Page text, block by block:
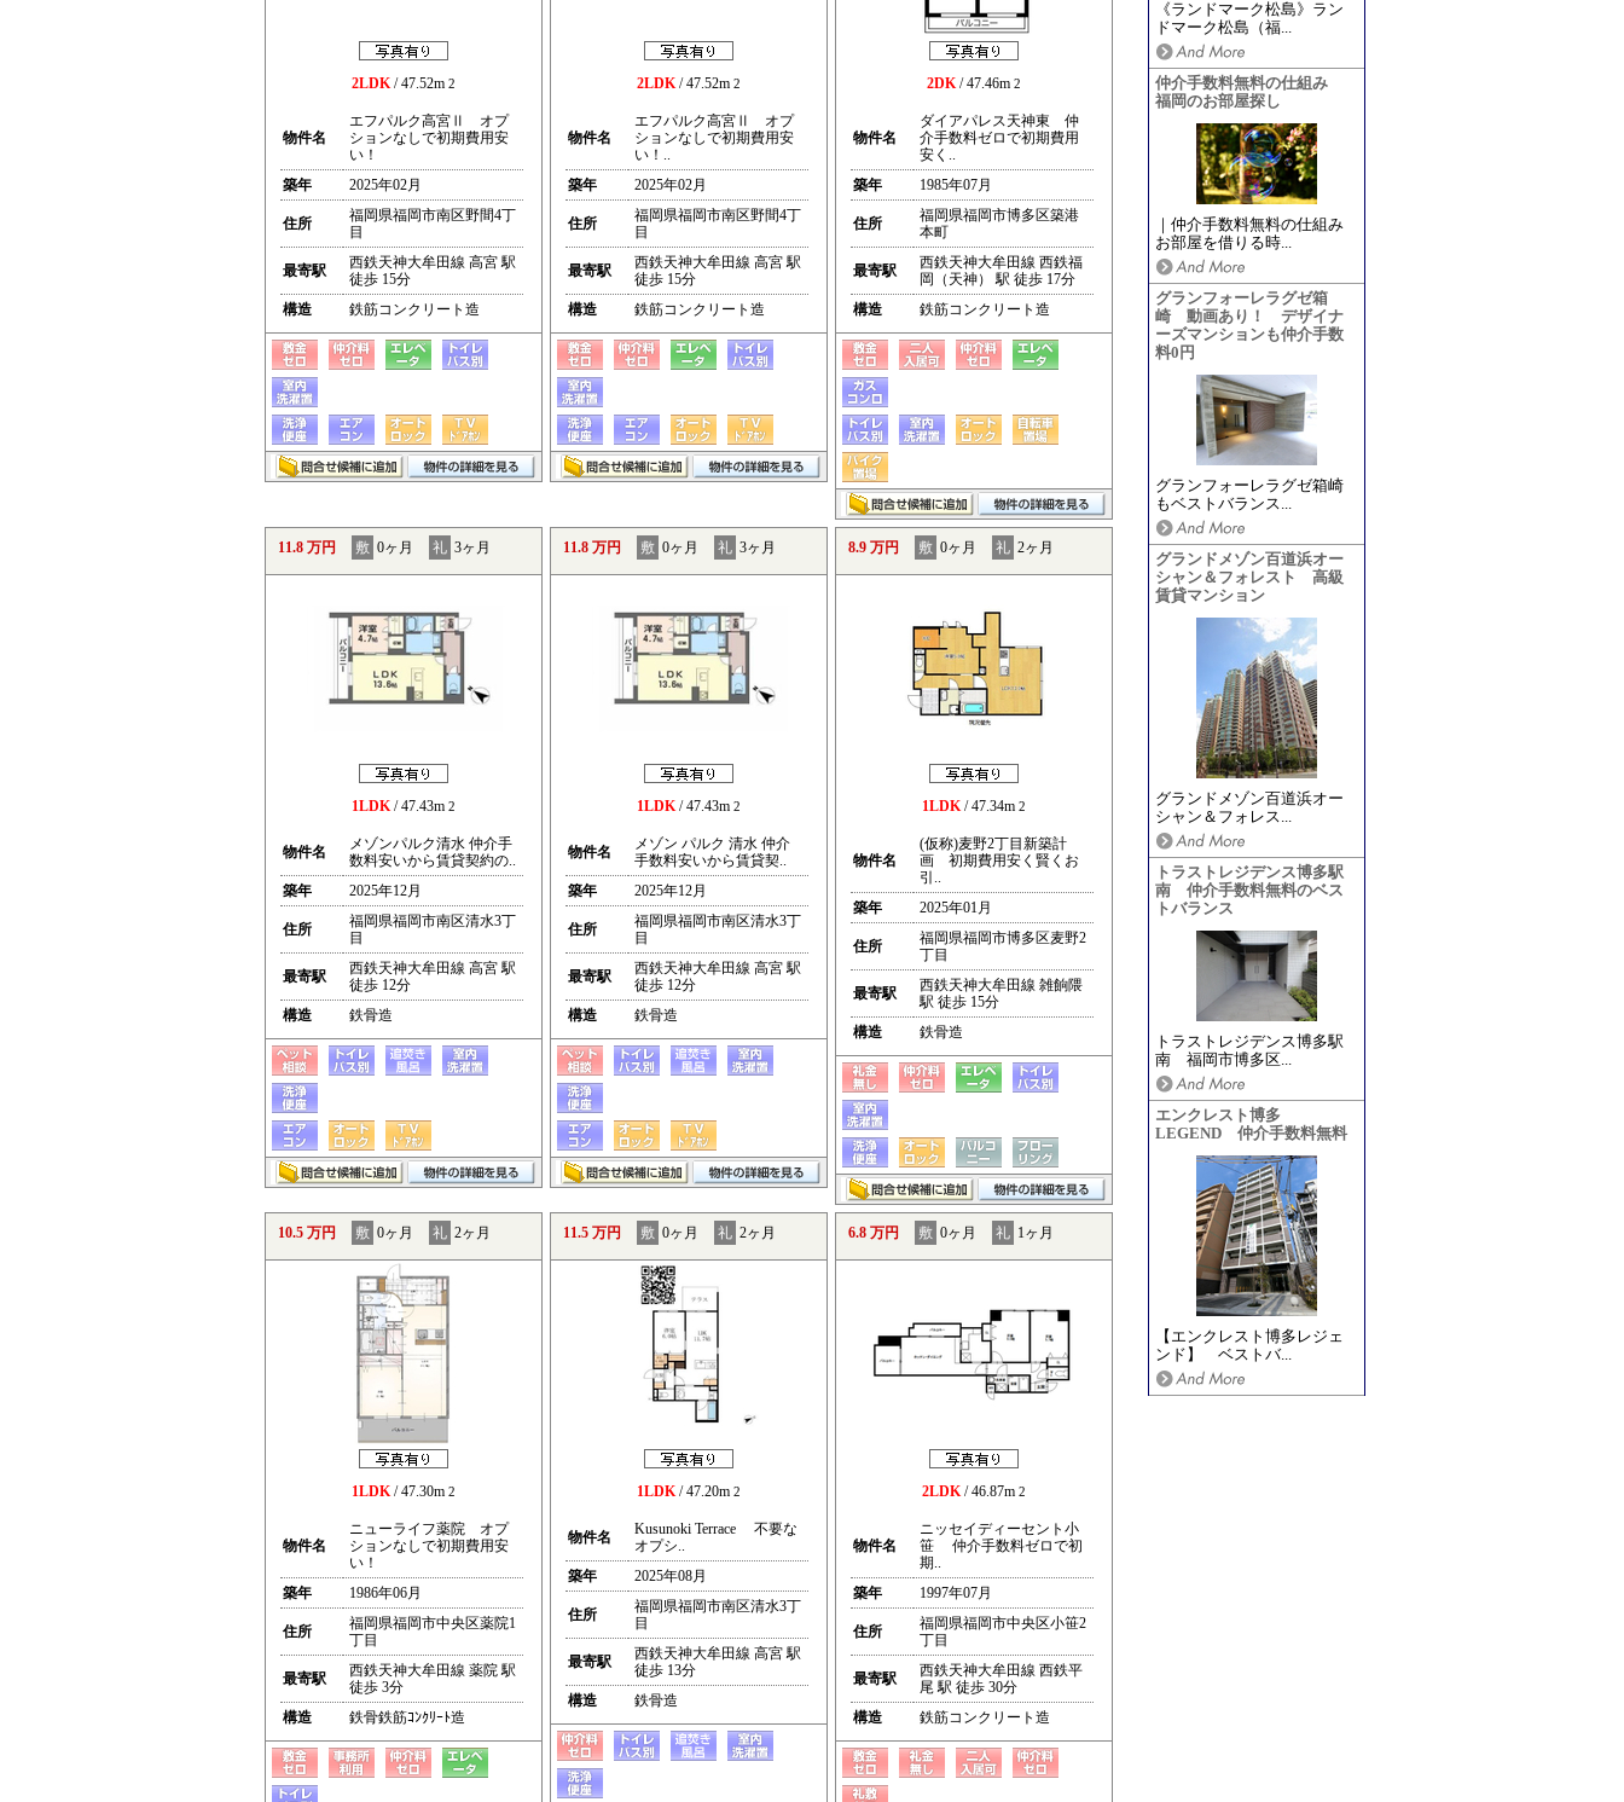
《ランドマーク松島》ラン
ドマーク松島（福...
仲介手数料無料の仕組み
福岡のお部屋探し
｜仲介手数料無料の仕組み
お部屋を借りる時...
グランフォーレラグゼ箱
崎 動画あり！ デザイナ
ーズマンションも仲介手数
料0円
グランフォーレラグゼ箱崎
もベストバランス...
グランドメゾン百道浜オー
シャン＆フォレスト 高級
賃貸マンション
グランドメゾン百道浜オー
シャン＆フォレス...
トラストレジデンス博多駅
南 仲介手数料無料のベス
トバランス
トラストレジデンス博多駅
南 福岡市博多区...
エンクレスト博多
LEGEND 仲介手数料無料
【エンクレスト博多レジェ
ンド】 ベストバ...
2LDK/ 47.52m 2
物件名
エフパルク高宮Ⅱ オプ
ションなしで初期費用安
い！
築年
2025年02月
住所
福岡県福岡市南区野間4丁
目
最寄駅
西鉄天神大牟田線 高宮 駅
徒歩 15分
構造
鉄筋コンクリート造
2LDK/ 47.52m 2
物件名
エフパルク高宮Ⅱ オプ
ションなしで初期費用安
い！..
築年
2025年02月
住所
福岡県福岡市南区野間4丁
目
最寄駅
西鉄天神大牟田線 高宮 駅
徒歩 15分
構造
鉄筋コンクリート造
2DK/ 47.46m 2
物件名
ダイアパレス天神東 仲
介手数料ゼロで初期費用
安く..
築年
1985年07月
住所
福岡県福岡市博多区築港
本町
最寄駅
西鉄天神大牟田線 西鉄福
岡（天神） 駅 徒歩 17分
構造
鉄筋コンクリート造
11.8 万円 敷 0ヶ月 礼 3ヶ月
1LDK/ 47.43m 2
物件名
メゾンパルク清水 仲介手
数料安いから賃貸契約の..
築年
2025年12月
住所
福岡県福岡市南区清水3丁
目
最寄駅
西鉄天神大牟田線 高宮 駅
徒歩 12分
構造
鉄骨造
11.8 万円 敷 0ヶ月 礼 3ヶ月
1LDK/ 47.43m 2
物件名
メゾン パルク 清水 仲介
手数料安いから賃貸契..
築年
2025年12月
住所
福岡県福岡市南区清水3丁
目
最寄駅
西鉄天神大牟田線 高宮 駅
徒歩 12分
構造
鉄骨造
8.9 万円 敷 0ヶ月 礼 2ヶ月
1LDK/ 47.34m 2
物件名
(仮称)麦野2丁目新築計
画 初期費用安く賢くお
引..
築年
2025年01月
住所
福岡県福岡市博多区麦野2
丁目
最寄駅
西鉄天神大牟田線 雑餉隈
駅 徒歩 15分
構造
鉄骨造
10.5 万円 敷 0ヶ月 礼 2ヶ月
1LDK/ 47.30m 2
物件名
ニューライフ薬院 オプ
ションなしで初期費用安
い！
築年
1986年06月
住所
福岡県福岡市中央区薬院1
丁目
最寄駅
西鉄天神大牟田線 薬院 駅
徒歩 3分
構造
鉄骨鉄筋ｺﾝｸﾘｰﾄ造
11.5 万円 敷 0ヶ月 礼 2ヶ月
1LDK/ 47.20m 2
物件名
Kusunoki Terrace 不要な
オプシ..
築年
2025年08月
住所
福岡県福岡市南区清水3丁
目
最寄駅
西鉄天神大牟田線 高宮 駅
徒歩 13分
構造
鉄骨造
6.8 万円 敷 0ヶ月 礼 1ヶ月
2LDK/ 46.87m 2
物件名
ニッセイディーセント小
笹 仲介手数料ゼロで初
期..
築年
1997年07月
住所
福岡県福岡市中央区小笹2
丁目
最寄駅
西鉄天神大牟田線 西鉄平
尾 駅 徒歩 30分
構造
鉄筋コンクリート造